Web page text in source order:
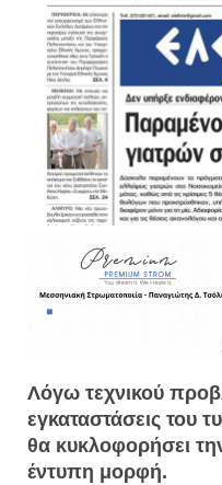
Λόγω τεχνικού
εγκαταστάσεις του
θα κυκλοφορήσει
έντυπη μορφή.